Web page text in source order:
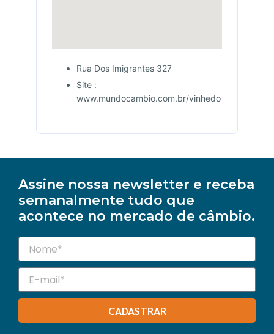
Rua Dos Imigrantes 327
Site :
www.mundocambio.com.br/vinhedo
Assine nossa newsletter e receba
semanalmente tudo que
acontece no mercado de câmbio.
CADASTRAR